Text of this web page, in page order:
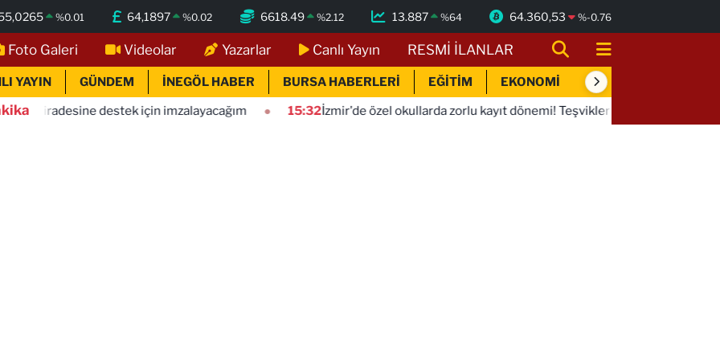
%0.01 64,1897 %0.02 6618.49 %2.12 13.887 %64 64.360,53 %-0.76
Foto Galeri Videolar Yazarlar Canlı Yayın RESMİ İLANLAR
YAYIN GÜNDEM İNEGÖL HABER BURSA HABERLERİ EĞİTİM EKONOMİ SİYASET
destek için imzalayacağım 15:32İzmir'de özel okullarda zorlu kayıt dönemi! Teşvikler kalktı, veli devlet okuluna yöneldi